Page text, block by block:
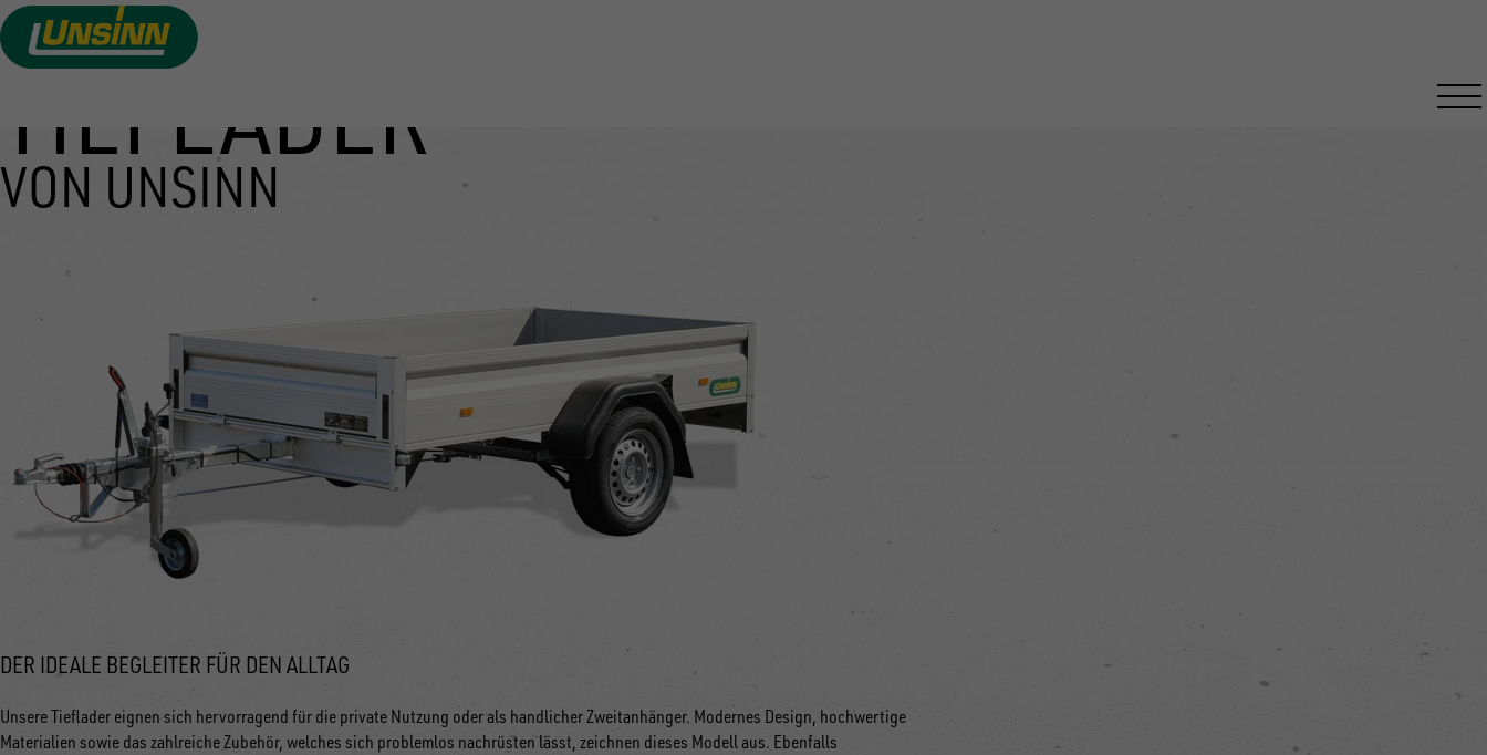
TIEFLADER
VON UNSINN
DER IDEALE BEGLEITER FÜR DEN ALLTAG
Unsere Tieflader eignen sich hervorragend für die private Nutzung oder als handlicher Zweitanhänger. Modernes Design, hochwertige
Materialien sowie das zahlreiche Zubehör, welches sich problemlos nachrüsten lässt, zeichnen dieses Modell aus. Ebenfalls